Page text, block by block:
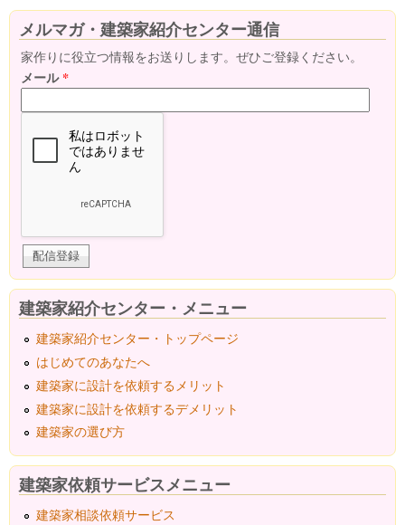
メルマガ・建築家紹介センター通信
家作りに役立つ情報をお送りします。ぜひご登録ください。
メール*
建築家紹介センター・メニュー
建築家紹介センター・トップページ
はじめてのあなたへ
建築家に設計を依頼するメリット
建築家に設計を依頼するデメリット
建築家の選び方
建築家依頼サービスメニュー
建築家相談依頼サービス